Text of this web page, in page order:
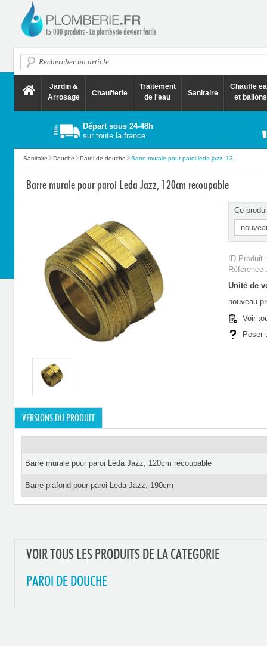
Jardin &
Arrosage
Chaufferie
Traitement
de l'eau
Sanitaire
Chauffe
et ballons
Départ sous 24-48h
sur toute la france
Sanitaire Douche Paroi de douche Barre murale pour paroi leda jazz, 12...
Barre murale pour paroi Leda Jazz, 120cm recoupable
Ce
ID Produit
Unité de
nouveau
Voir
Poser
VERSIONS DU PRODUIT
Barre murale pour paroi Leda Jazz, 120cm recoupable
Barre plafond pour paroi Leda Jazz, 190cm
VOIR TOUS LES PRODUITS DE LA CATEGORIE
PAROI DE DOUCHE